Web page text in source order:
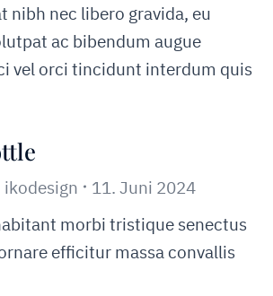
nibh nec libero gravida, eu
ac bibendum augue
vel orci tincidunt interdum quis
ikodesign
11. Juni 2024
morbi tristique senectus
efficitur massa convallis